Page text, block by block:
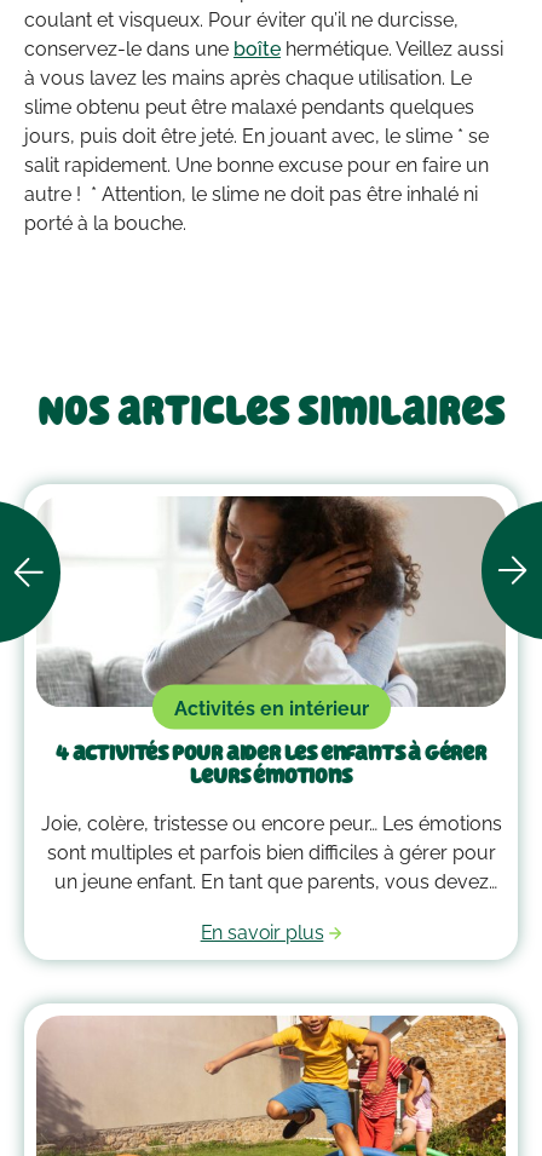
coulant et visqueux. Pour éviter qu’il ne durcisse,
conservez-le dans une boîte hermétique. Veillez aussi
à vous lavez les mains après chaque utilisation. Le
slime obtenu peut être malaxé pendants quelques
jours, puis doit être jeté. En jouant avec, le slime * se
salit rapidement. Une bonne excuse pour en faire un
autre ! * Attention, le slime ne doit pas être inhalé ni
porté à la bouche.
Nos articles similaires
Activités en intérieur
4 activités pour aider les enfants à gérer
leurs émotions
Joie, colère, tristesse ou encore peur… Les émotions
sont multiples et parfois bien difficiles à gérer pour
un jeune enfant. En tant que parents, vous devez
plus d’un tour dans votre sac pour les
accompagner. Voici quelques outils qui peuvent
vous guider dans la gestion des émotions de vos
enfants !
En savoir plus